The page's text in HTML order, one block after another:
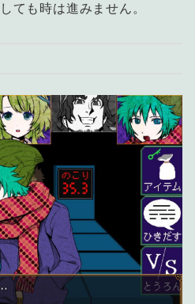
ても時は進みません。